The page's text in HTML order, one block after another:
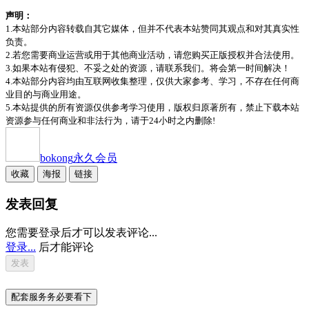
声明：
1.本站部分内容转载自其它媒体，但并不代表本站赞同其观点和对其真实性
负责。
2.若您需要商业运营或用于其他商业活动，请您购买正版授权并合法使用。
3.如果本站有侵犯、不妥之处的资源，请联系我们。将会第一时间解决！
4.本站部分内容均由互联网收集整理，仅供大家参考、学习，不存在任何商
业目的与商业用途。
5.本站提供的所有资源仅供参考学习使用，版权归原著所有，禁止下载本站
资源参与任何商业和非法行为，请于24小时之内删除!
bokong永久会员
收藏 海报 链接
发表回复
您需要登录后才可以发表评论...
登录... 后才能评论
配套服务务必要看下